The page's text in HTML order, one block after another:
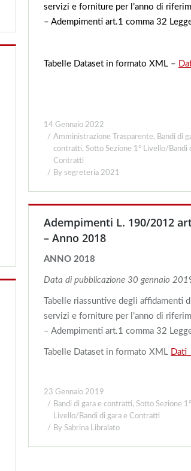
servizi e forniture per l’anno di
– Adempimenti art.1 comma 32
Tabelle Dataset in formato XML –
14 Gennaio 2022
Amministrazione Trasparente, Bandi di
contratti, Sotto Sezione 1° Livello/Bandi
Contratti
By segreteria 2021
Adempimenti L. 190/2012
– Anno 2018
ANNO 2018
Data di pubblicazione 30 gennaio 201
Tabelle riassuntive degli affidamenti
servizi e forniture per l’anno di
– Adempimenti art.1 comma 32
Tabelle Dataset in formato XML
23 Gennaio 2019
Bandi di gara e contratti, Sotto Sezione 1°
Livello/Bandi di gara e Contratti
By Sabrina Libralato